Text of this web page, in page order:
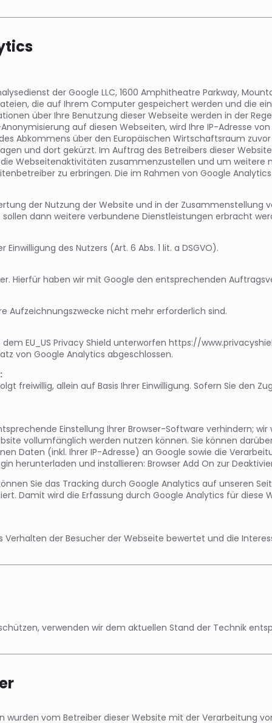
der Google LLC, 1600 Amphitheatre Parkway,
die auf Ihrem Computer gespeichert werden und die
über Ihre Benutzung dieser Webseite werden in der
auf diesen Webseiten, wird Ihre IP-Adresse
Abkommens über den Europäischen Wirtschaftsraum
und dort gekürzt. Im Auftrag des Betreibers dieser
Webseitenaktivitäten zusammenzustellen und um
zu erbringen. Die im Rahmen von Google
der Nutzung der Website und in der Zusammenstellung
dann weitere verbundene Dienstleistungen erbracht
des Nutzers (Art. 6 Abs. 1 lit. a DSGVO).
Hierfür haben wir mit Google den entsprechenden
Aufzeichnungszwecke nicht mehr erforderlich sind.
EU_US Privacy Shield unterworfen https://
von Google Analytics abgeschlossen.
freiwillig, allein auf Basis Ihrer Einwilligung. Sofern Sie den
Einstellung Ihrer Browser-Software verhindern;
vollumfänglich werden nutzen können. Sie können
Daten (inkl. Ihrer IP-Adresse) an Google sowie die
herunterladen und installieren: Browser Add On zur
Sie das Tracking durch Google Analytics auf unseren
Damit wird die Erfassung durch Google Analytics für diese
der Besucher der Webseite bewertet und die
verwenden wir dem aktuellen Stand der Technik
wurden vom Betreiber dieser Website mit der Verarbeitung